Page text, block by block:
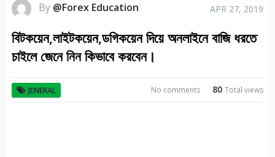
By @Forex Education APR 27, 2019
বিটকয়েন,লাইটকয়েন,ডগিকয়েন দিয়ে অনলাইনে বাজি ধরতে
চাইলে জেনে নিন কিভাবে করবেন।
JENERAL 80Total views
No comments